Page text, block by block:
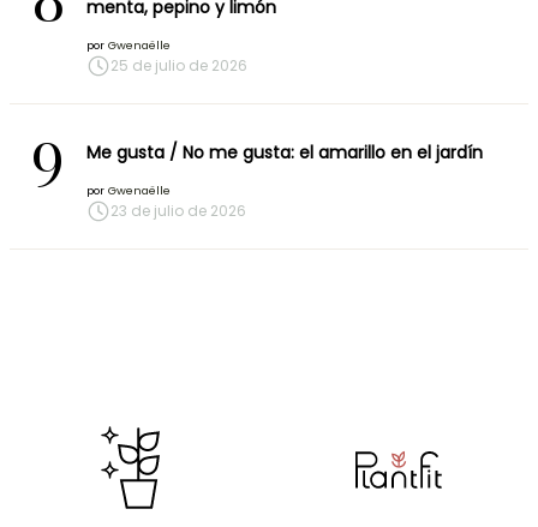
menta, pepino y limón
por Gwenaëlle
25 de julio de 2026
9 Me gusta / No me gusta: el amarillo en el jardín
por Gwenaëlle
23 de julio de 2026